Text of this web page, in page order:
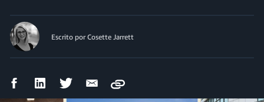
Escrito por Cosette Jarrett
CompartirCompartirCompartirCompartir
Copy